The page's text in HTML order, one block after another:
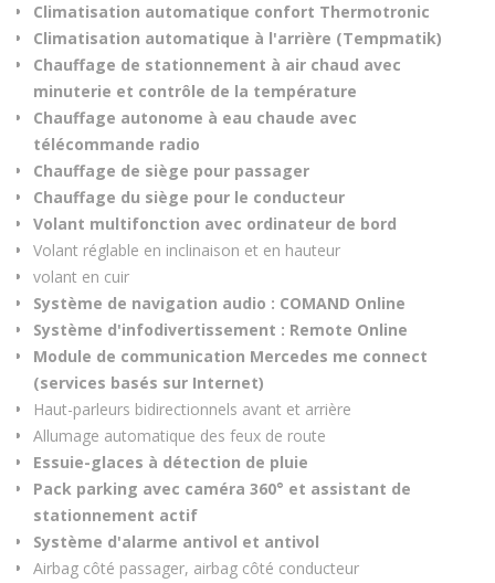
Climatisation automatique confort Thermotronic
Climatisation automatique à l'arrière (Tempmatik)
Chauffage de stationnement à air chaud avec
minuterie et contrôle de la température
Chauffage autonome à eau chaude avec
télécommande radio
Chauffage de siège pour passager
Chauffage du siège pour le conducteur
Volant multifonction avec ordinateur de bord
Volant réglable en inclinaison et en hauteur
volant en cuir
Système de navigation audio : COMAND Online
Système d'infodivertissement : Remote Online
Module de communication Mercedes me connect
(services basés sur Internet)
Haut-parleurs bidirectionnels avant et arrière
Allumage automatique des feux de route
Essuie-glaces à détection de pluie
Pack parking avec caméra 360° et assistant de
stationnement actif
Système d'alarme antivol et antivol
Airbag côté passager, airbag côté conducteur